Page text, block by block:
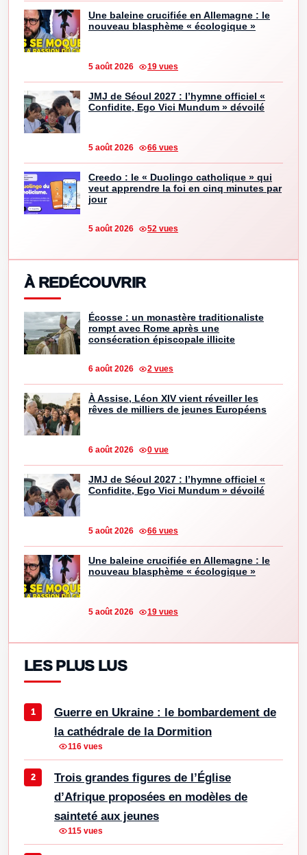
Une baleine crucifiée en Allemagne : le
nouveau blasphème « écologique »
5 août 2026 19 vues
JMJ de Séoul 2027 : l’hymne officiel «
Confidite, Ego Vici Mundum » dévoilé
5 août 2026 66 vues
Creedo : le « Duolingo catholique » qui
veut apprendre la foi en cinq minutes par
jour
5 août 2026 52 vues
À REDÉCOUVRIR
Écosse : un monastère traditionaliste
rompt avec Rome après une
consécration épiscopale illicite
6 août 2026 2 vues
À Assise, Léon XIV vient réveiller les
rêves de milliers de jeunes Européens
6 août 2026 0 vue
JMJ de Séoul 2027 : l’hymne officiel «
Confidite, Ego Vici Mundum » dévoilé
5 août 2026 66 vues
Une baleine crucifiée en Allemagne : le
nouveau blasphème « écologique »
5 août 2026 19 vues
LES PLUS LUS
Guerre en Ukraine : le bombardement de
la cathédrale de la Dormition
116 vues
Trois grandes figures de l’Église
d’Afrique proposées en modèles de
sainteté aux jeunes
115 vues